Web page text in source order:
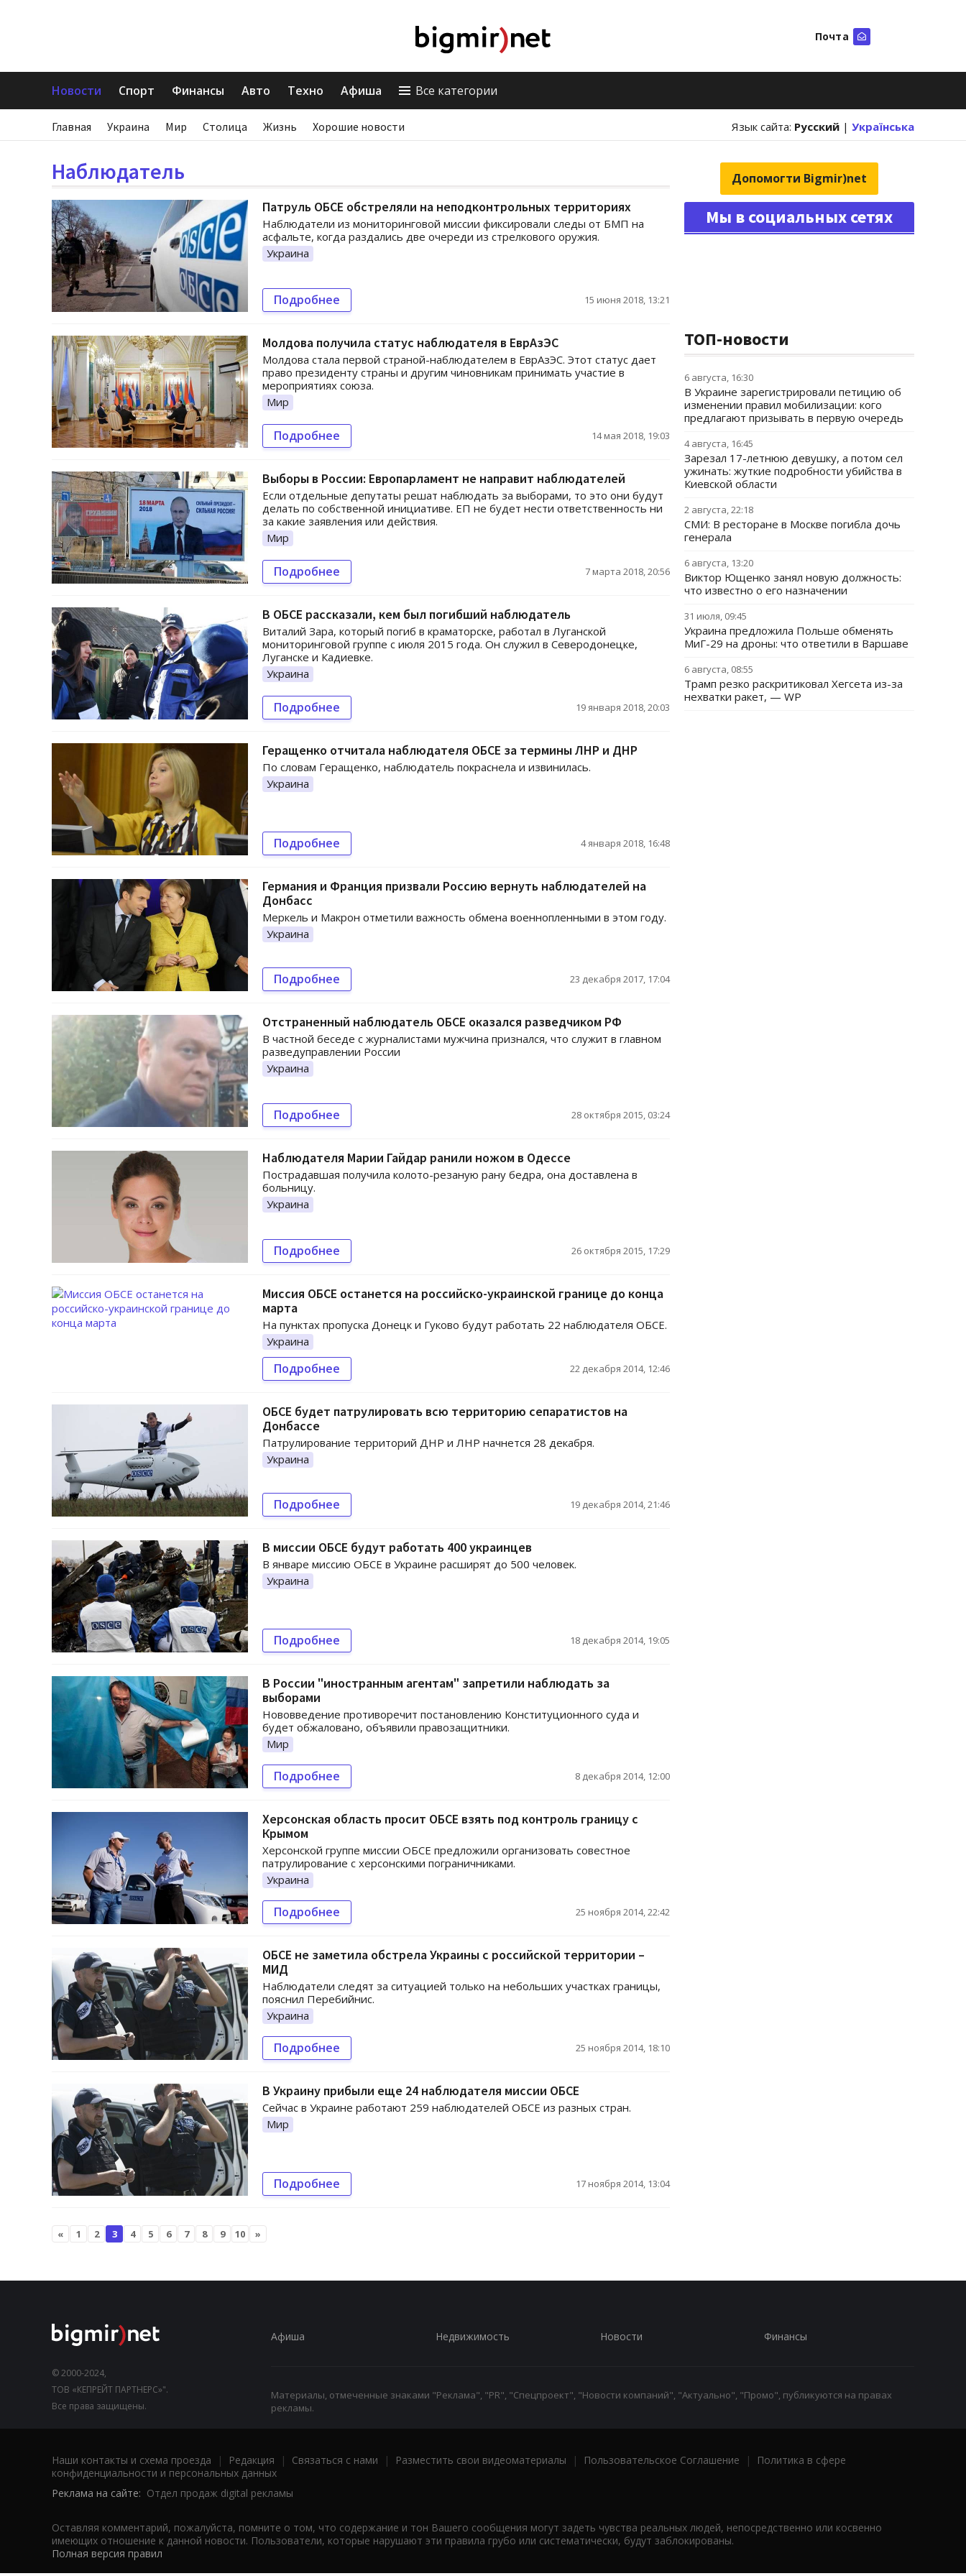
Почта
Новости Спорт Финансы Авто Техно Афиша Все категории
Главная Украина Мир Столица Жизнь Хорошие новости Язык сайта: Русский | Українська
Наблюдатель
Патруль ОБСЕ обстреляли на неподконтрольных территориях
Наблюдатели из мониторинговой миссии фиксировали следы от БМП на
асфальте, когда раздались две очереди из стрелкового оружия.
Украина
Подробнее 15 июня 2018, 13:21
Молдова получила статус наблюдателя в ЕврАзЭС
Молдова стала первой страной-наблюдателем в ЕврАзЭС. Этот статус дает
право президенту страны и другим чиновникам принимать участие в
мероприятиях союза.
Мир
Подробнее 14 мая 2018, 19:03
Выборы в России: Европарламент не направит наблюдателей
Если отдельные депутаты решат наблюдать за выборами, то это они будут
делать по собственной инициативе. ЕП не будет нести ответственность ни
за какие заявления или действия.
Мир
Подробнее 7 марта 2018, 20:56
В ОБСЕ рассказали, кем был погибший наблюдатель
Виталий Зара, который погиб в краматорске, работал в Луганской
мониторинговой группе с июля 2015 года. Он служил в Северодонецке,
Луганске и Кадиевке.
Украина
Подробнее 19 января 2018, 20:03
Геращенко отчитала наблюдателя ОБСЕ за термины ЛНР и ДНР
По словам Геращенко, наблюдатель покраснела и извинилась.
Украина
Подробнее 4 января 2018, 16:48
Германия и Франция призвали Россию вернуть наблюдателей на
Донбасс
Меркель и Макрон отметили важность обмена военнопленными в этом году.
Украина
Подробнее 23 декабря 2017, 17:04
Отстраненный наблюдатель ОБСЕ оказался разведчиком РФ
В частной беседе с журналистами мужчина признался, что служит в главном
разведуправлении России
Украина
Подробнее 28 октября 2015, 03:24
Наблюдателя Марии Гайдар ранили ножом в Одессе
Пострадавшая получила колото-резаную рану бедра, она доставлена в
больницу.
Украина
Подробнее 26 октября 2015, 17:29
Миссия ОБСЕ останется на российско-украинской границе до конца
марта
На пунктах пропуска Донецк и Гуково будут работать 22 наблюдателя ОБСЕ.
Украина
Подробнее 22 декабря 2014, 12:46
ОБСЕ будет патрулировать всю территорию сепаратистов на
Донбассе
Патрулирование территорий ДНР и ЛНР начнется 28 декабря.
Украина
Подробнее 19 декабря 2014, 21:46
В миссии ОБСЕ будут работать 400 украинцев
В январе миссию ОБСЕ в Украине расширят до 500 человек.
Украина
Подробнее 18 декабря 2014, 19:05
В России "иностранным агентам" запретили наблюдать за
выборами
Нововведение противоречит постановлению Конституционного суда и
будет обжаловано, объявили правозащитники.
Мир
Подробнее 8 декабря 2014, 12:00
Херсонская область просит ОБСЕ взять под контроль границу с
Крымом
Херсонской группе миссии ОБСЕ предложили организовать совестное
патрулирование с херсонскими пограничниками.
Украина
Подробнее 25 ноября 2014, 22:42
ОБСЕ не заметила обстрелa Украины с российской территории –
МИД
Наблюдатели следят за ситуацией только на небольших участках границы,
пояснил Перебийнис.
Украина
Подробнее 25 ноября 2014, 18:10
В Украину прибыли еще 24 наблюдателя миссии ОБСЕ
Сейчас в Украине работают 259 наблюдателей ОБСЕ из разных стран.
Мир
Подробнее 17 ноября 2014, 13:04
« 1 2 3 4 5 6 7 8 9 10 »
Допомогти Bigmir)net
Мы в социальных сетях
ТОП-новости
6 августа, 16:30
В Украине зарегистрировали петицию об
изменении правил мобилизации: кого
предлагают призывать в первую очередь
4 августа, 16:45
Зарезал 17-летнюю девушку, а потом сел
ужинать: жуткие подробности убийства в
Киевской области
2 августа, 22:18
СМИ: В ресторане в Москве погибла дочь
генерала
6 августа, 13:20
Виктор Ющенко занял новую должность:
что известно о его назначении
31 июля, 09:45
Украина предложила Польше обменять
МиГ-29 на дроны: что ответили в Варшаве
6 августа, 08:55
Трамп резко раскритиковал Хегсета из-за
нехватки ракет, — WP
© 2000-2024,
ТОВ «КЕПРЕЙТ ПАРТНЕРС»".
Все права защищены.
Афиша Недвижимость Новости Финансы
Материалы, отмеченные знаками "Реклама", "PR", "Спецпроект", "Новости компаний", "Актуально", "Промо", публикуются на правах
рекламы.
Наши контакты и схема проезда | Редакция | Связаться с нами | Разместить свои видеоматериалы | Пользовательское Соглашение |
Политика в сфере
конфиденциальности и персональных данных
Реклама на сайте: Отдел продаж digital рекламы
Оставляя комментарий, пожалуйста, помните о том, что содержание и тон Вашего сообщения могут задеть чувства реальных людей, непосредственно или косвенно
имеющих отношение к данной новости. Пользователи, которые нарушают эти правила грубо или систематически, будут заблокированы.
Полная версия правил